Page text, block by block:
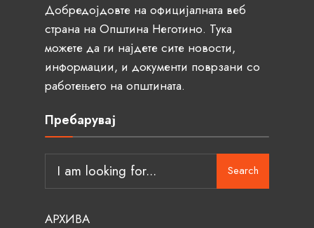
Добредојдовте на официјалната веб
страна на Општина Неготино. Тука
можете да ги најдете сите новости,
информации, и документи поврзани со
работењето на општината.
Пребарувај
Search
АРХИВА